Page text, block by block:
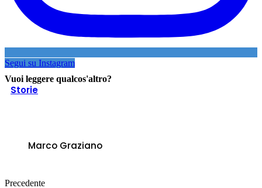
Segui su Instagram
Vuoi leggere qualcos'altro?
Storie
Marco Graziano
Precedente